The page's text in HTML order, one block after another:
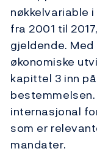
nøkkelvariable
fra 2001 til
gjeldende.
økonomiske
kapittel 3 inn
internasjonal
som er
mandater.